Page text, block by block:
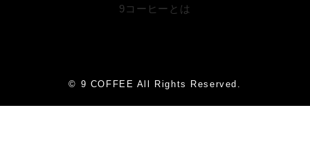
9コーヒーとは
© 9 COFFEE All Rights Reserved.